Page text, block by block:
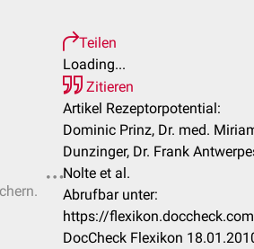
Teilen
Loading...
Zitieren
Artikel Rezeptorpotential:
Dominic Prinz, Dr. med.
Dunzinger, Dr. Frank
Nolte et al.
Abrufbar unter:
https://
DocCheck Flexikon